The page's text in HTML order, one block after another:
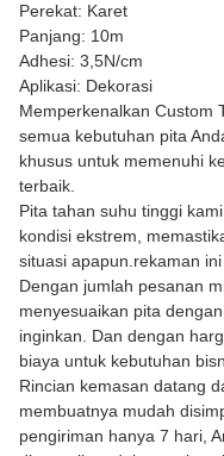
Perekat: Karet
Panjang: 10m
Adhesi: 3,5N/cm
Aplikasi: Dekorasi
Memperkenalkan Custom
semua kebutuhan pita
khusus untuk memenuhi
terbaik.
Pita tahan suhu tinggi
kondisi ekstrem,
situasi apapun.rekaman
Dengan jumlah pesanan
menyesuaikan pita
inginkan. Dan dengan
biaya untuk kebutuhan
Rincian kemasan datang
membuatnya mudah
pengiriman hanya 7 hari,